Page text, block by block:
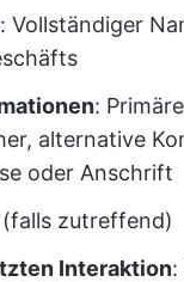
: Vollständiger
: Primäre
alternative
oder Anschrift
(falls zutreffend)
Interaktion: